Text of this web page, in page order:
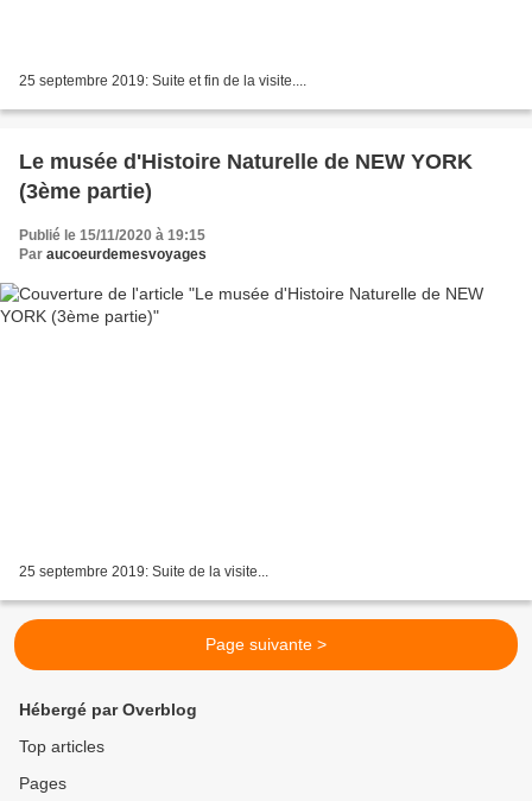
25 septembre 2019: Suite et fin de la visite....
Le musée d'Histoire Naturelle de NEW YORK
(3ème partie)
Publié le 15/11/2020 à 19:15
Par aucoeurdemesvoyages
25 septembre 2019: Suite de la visite...
Page suivante >
Hébergé par Overblog
Top articles
Pages